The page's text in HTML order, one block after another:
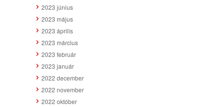
2023 június
2023 május
2023 április
2023 március
2023 február
2023 január
2022 december
2022 november
2022 október